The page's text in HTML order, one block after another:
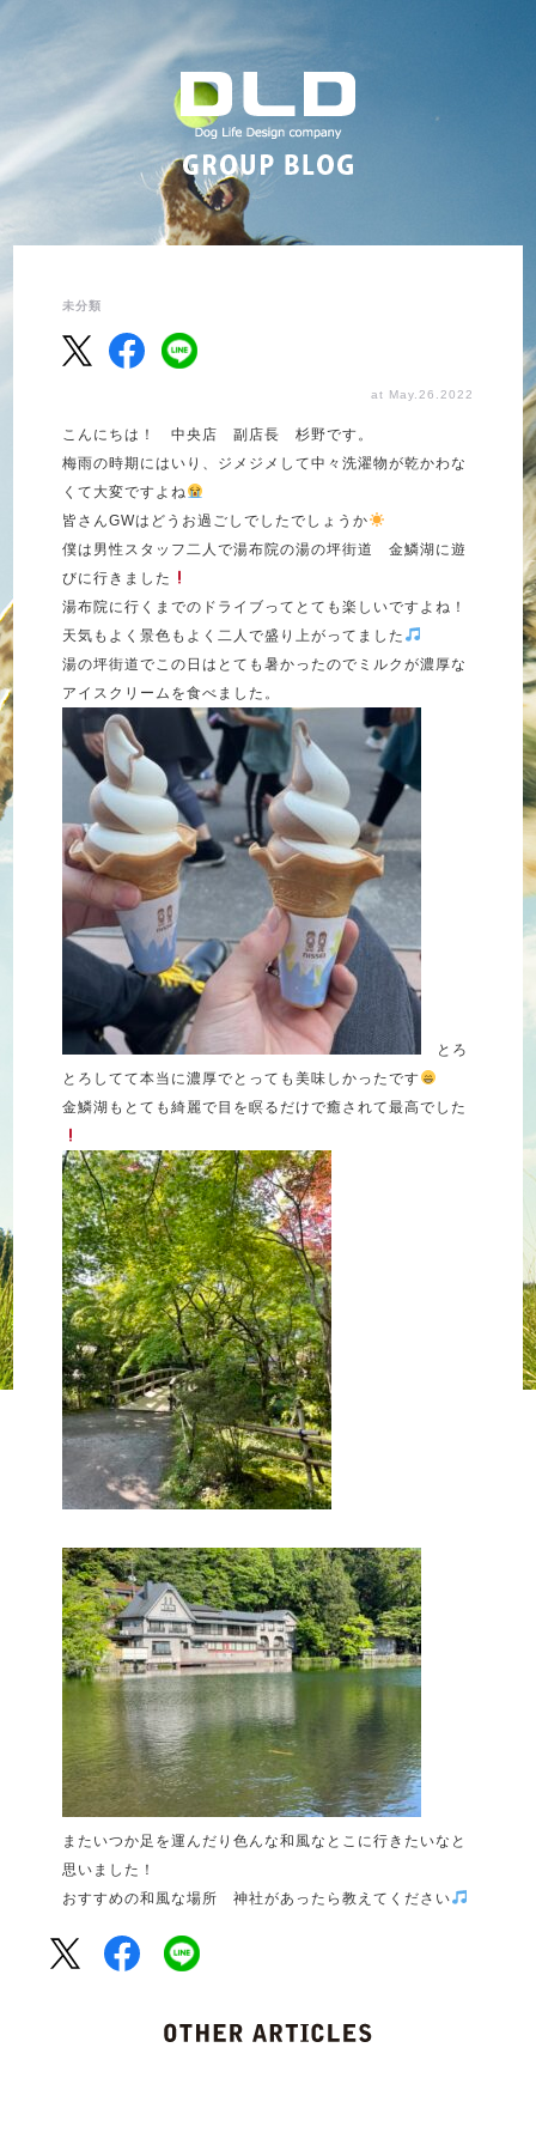
未分類
at May.26.2022
こんにちは！ 中央店 副店長 杉野です。
梅雨の時期にはいり、ジメジメして中々洗濯物が乾かわな
くて大変ですよね
皆さんGWはどうお過ごしでしたでしょうか
僕は男性スタッフ二人で湯布院の湯の坪街道 金鱗湖に遊
びに行きました
湯布院に行くまでのドライブってとても楽しいですよね！
天気もよく景色もよく二人で盛り上がってました
湯の坪街道でこの日はとても暑かったのでミルクが濃厚な
アイスクリームを食べました。
とろ
とろしてて本当に濃厚でとっても美味しかったです
金鱗湖もとても綺麗で目を瞑るだけで癒されて最高でした
またいつか足を運んだり色んな和風なとこに行きたいなと
思いました！
おすすめの和風な場所 神社があったら教えてください